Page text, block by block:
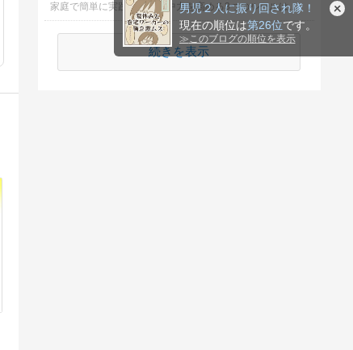
男児２人に振り回され隊！
現在の順位は第26位です。
≫ このブログの順位を表示
家庭で簡単に実践できる集中力を高める3つのルールは何？
続きを表示